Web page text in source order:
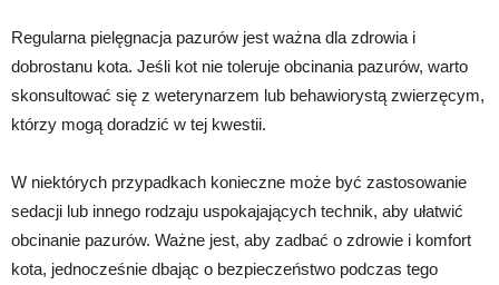
Regularna pielęgnacja pazurów jest ważna dla zdrowia i
dobrostanu kota. Jeśli kot nie toleruje obcinania pazurów, warto
skonsultować się z weterynarzem lub behawiorystą zwierzęcym,
którzy mogą doradzić w tej kwestii.
W niektórych przypadkach konieczne może być zastosowanie
sedacji lub innego rodzaju uspokajających technik, aby ułatwić
obcinanie pazurów. Ważne jest, aby zadbać o zdrowie i komfort
kota, jednocześnie dbając o bezpieczeństwo podczas tego